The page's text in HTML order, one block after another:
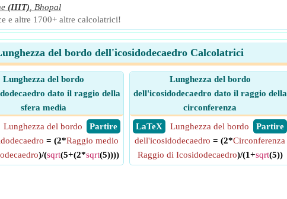
(IIIT)
Bhopal
e altre 1700+ altre calcolatrici!
del bordo dell'icosidodecaedro Calcolatrici
Lunghezza del bordo
dato il raggio della
sfera media
​ Partire
Lunghezza del bordo
= (2*Raggio medio
)/(sqrt(5+(2*sqrt(5))))
Lunghezza del bordo
dell'icosidodecaedro dato il raggio della
circonferenza
​ LaTeX
​ Partire
Lunghezza del bordo
dell'icosidodecaedro = (2*Circonferenza
Raggio di Icosidodecaedro)/(1+sqrt(5))